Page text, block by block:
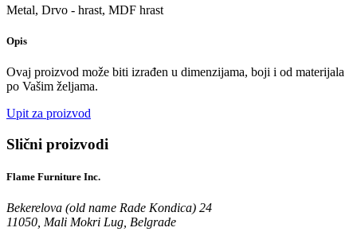
Metal, Drvo - hrast, MDF hrast
Opis
Ovaj proizvod može biti izrađen u dimenzijama, boji i od materijala
po Vašim željama.
Upit za proizvod
Slični proizvodi
Flame Furniture Inc.
Bekerelova (old name Rade Kondica) 24
11050, Mali Mokri Lug, Belgrade